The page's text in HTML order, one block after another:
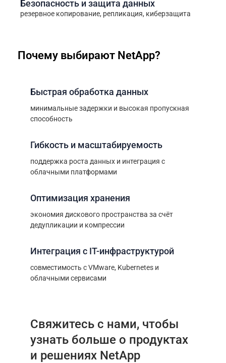
Безопасность и защита данных
резервное копирование, репликация, киберзащита
Почему выбирают NetApp?
Быстрая обработка данных
минимальные задержки и высокая пропускная
способность
Гибкость и масштабируемость
поддержка роста данных и интеграция с
облачными платформами
Оптимизация хранения
экономия дискового пространства за счёт
дедупликации и компрессии
Интеграция с IT-инфраструктурой
совместимость с VMware, Kubernetes и
облачными сервисами
Свяжитесь с нами, чтобы
узнать больше о продуктах
и решениях NetApp